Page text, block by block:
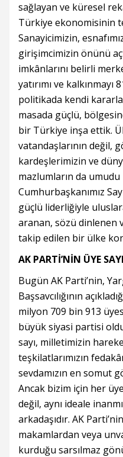
sağlayan ve küresel
Türkiye ekonomisinin
Sanayicimizin,
girişimcimizin önünü
imkânlarını belirli
yatırımı ve kalkınmayı
politikada kendi
masada güçlü,
bir Türkiye inşa ettik.
vatandaşlarının değil,
kardeşlerimizin ve
mazlumların da
Cumhurbaşkanımız
güçlü liderliğiyle
aranan, sözü dinlenen
takip edilen bir ülke
AK PARTİ’NİN ÜYE
Bugün AK Parti’nin,
Başsavcılığının
milyon 709 bin 913
büyük siyasi partisi
sayı, milletimizin
teşkilatlarımızın
sevdamızın en somut
Ancak bizim için her
değil, aynı ideale
arkadaşıdır. AK
makamlardan veya
kurduğu sarsılmaz